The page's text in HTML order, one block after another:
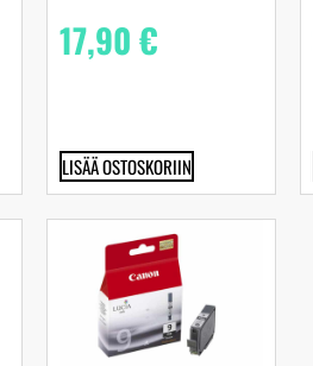
17,90€
LISÄÄ OSTOSKORIIN